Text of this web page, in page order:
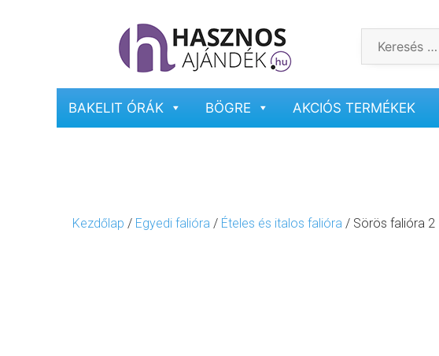
BAKELIT ÓRÁK BÖGRE AKCIÓS TERMÉKEK
Kezdőlap / Egyedi falióra / Ételes és italos falióra / Sörös falióra 2